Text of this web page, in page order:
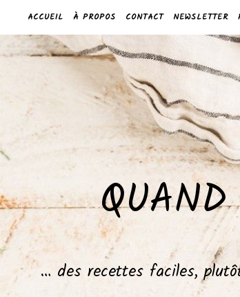
ACCUEIL À PROPOS CONTACT NEWSLETTER
… des recettes faciles,